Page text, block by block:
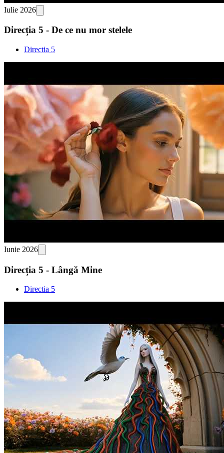
Iulie 2026
Direcția 5 - De ce nu mor stelele
Directia 5
Iunie 2026
Direcția 5 - Lângă Mine
Directia 5